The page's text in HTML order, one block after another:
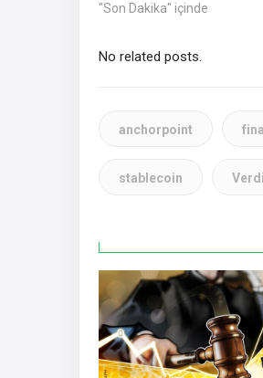
"Son Dakika" içinde
No related posts.
anchorpoint
stablecoin Verdi